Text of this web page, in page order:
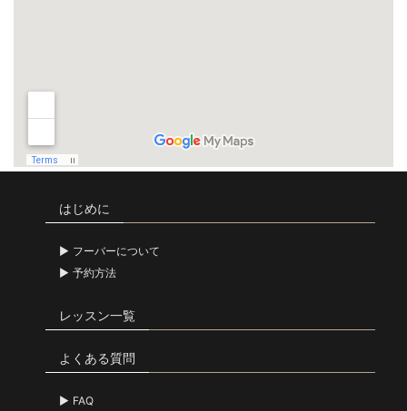
はじめに
フーバーについて
予約方法
レッスン一覧
よくある質問
FAQ